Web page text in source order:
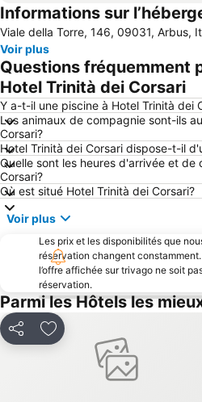
Penisola del Sinis
Costa Verde
Torre dei Corsari
Spiaggia Piscinas
Scivu
Is Arenas Golf & Country Club
Is Arenas
Santa Caterina di Pittinuri
Informations sur
Viale della Torre, 146, 09031, Arbus,
Voir plus
Questions fréquemment
Hotel Trinità dei Corsari
Y a-t-il une piscine à Hotel Trinità dei
Les animaux de compagnie sont-ils
Corsari?
Hotel Trinità dei Corsari dispose-t-il
Quelle sont les heures d'arrivée et de
Corsari?
Où est situé Hotel Trinità dei Corsari?
Voir plus
Les prix et les disponibilités que
réservation changent
l’offre affichée sur trivago ne soit
réservation.
Parmi les Hôtels les
PartagerAjouter à mes favoris